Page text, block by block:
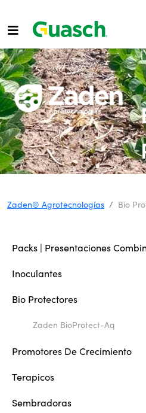
Zaden® Agrotecnologías Bio
Packs | Presentaciones
Inoculantes
Bio Protectores
Zaden BioProtect-Aq
Promotores De Crecimiento
Terapicos
Sembradoras